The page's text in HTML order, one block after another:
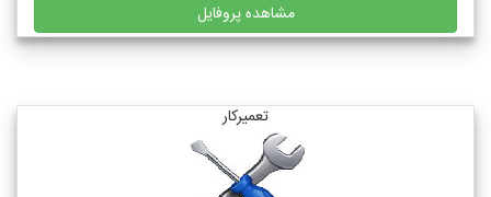
مشاهده پروفایل
تعمیرکار